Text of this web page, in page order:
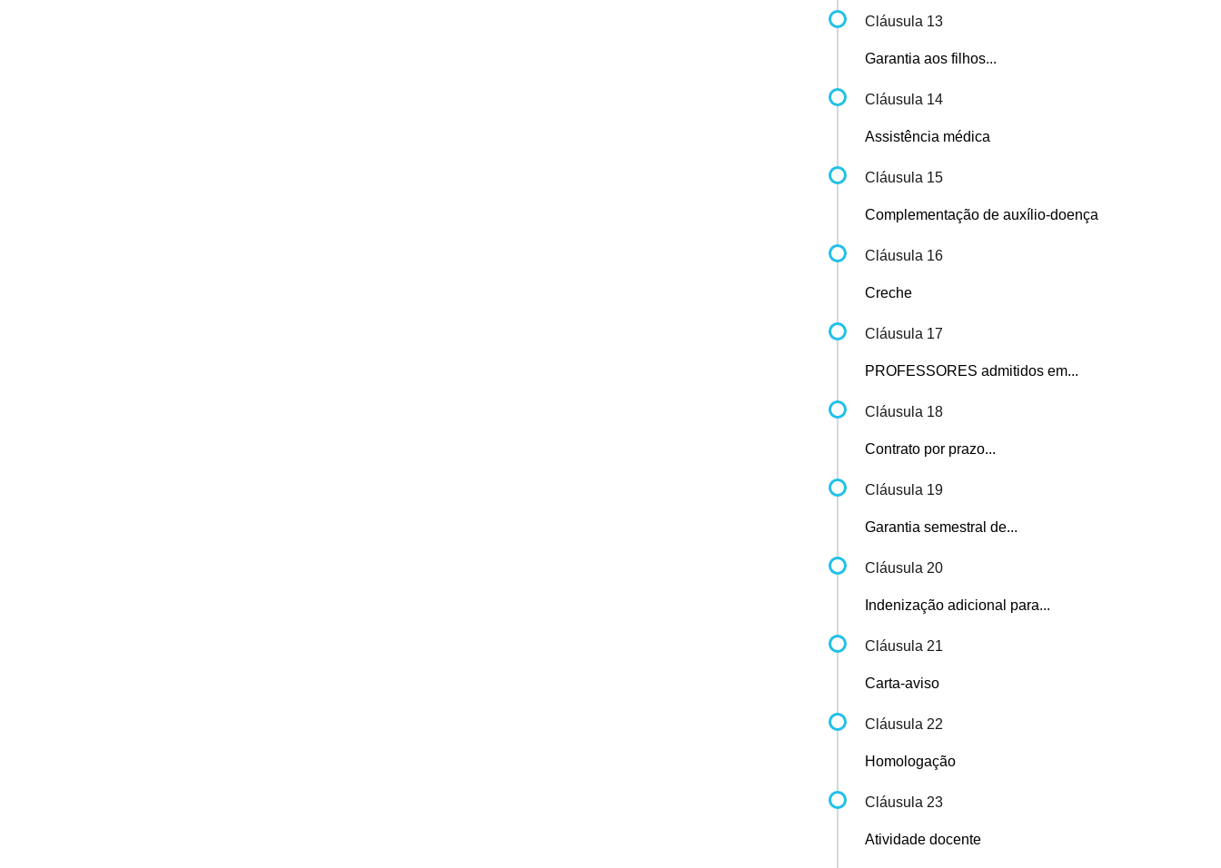
Cláusula 13
Garantia aos filhos...
Cláusula 14
Assistência médica
Cláusula 15
Complementação de auxílio-doença
Cláusula 16
Creche
Cláusula 17
PROFESSORES admitidos em...
Cláusula 18
Contrato por prazo...
Cláusula 19
Garantia semestral de...
Cláusula 20
Indenização adicional para...
Cláusula 21
Carta-aviso
Cláusula 22
Homologação
Cláusula 23
Atividade docente